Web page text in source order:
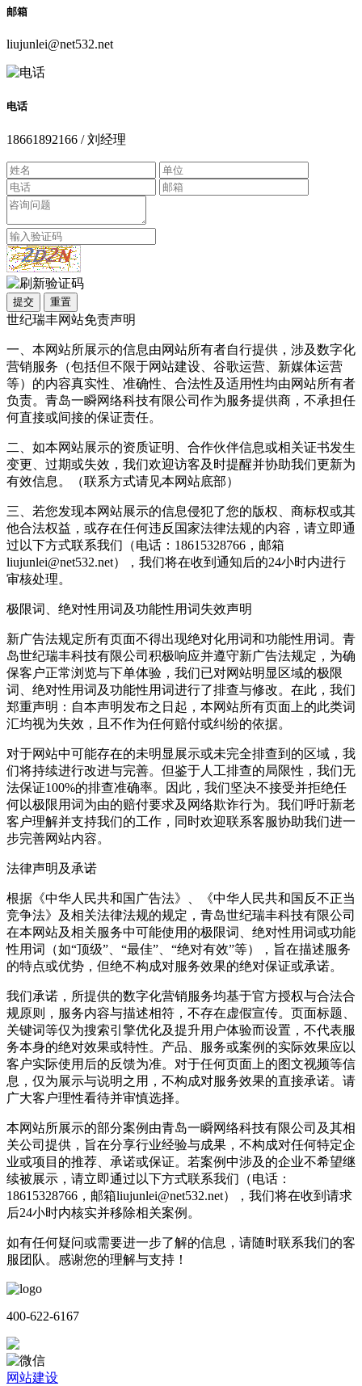
邮箱
liujunlei@net532.net
电话
18661892166 / 刘经理
提交 重置
世纪瑞丰网站免责声明
一、本网站所展示的信息由网站所有者自行提供，涉及数字化
营销服务（包括但不限于网站建设、谷歌运营、新媒体运营
等）的内容真实性、准确性、合法性及适用性均由网站所有者
负责。青岛一瞬网络科技有限公司作为服务提供商，不承担任
何直接或间接的保证责任。
二、如本网站展示的资质证明、合作伙伴信息或相关证书发生
变更、过期或失效，我们欢迎访客及时提醒并协助我们更新为
有效信息。（联系方式请见本网站底部）
三、若您发现本网站展示的信息侵犯了您的版权、商标权或其
他合法权益，或存在任何违反国家法律法规的内容，请立即通
过以下方式联系我们（电话：18615328766，邮箱
liujunlei@net532.net），我们将在收到通知后的24小时内进行
审核处理。
极限词、绝对性用词及功能性用词失效声明
新广告法规定所有页面不得出现绝对化用词和功能性用词。青
岛世纪瑞丰科技有限公司积极响应并遵守新广告法规定，为确
保客户正常浏览与下单体验，我们已对网站明显区域的极限
词、绝对性用词及功能性用词进行了排查与修改。在此，我们
郑重声明：自本声明发布之日起，本网站所有页面上的此类词
汇均视为失效，且不作为任何赔付或纠纷的依据。
对于网站中可能存在的未明显展示或未完全排查到的区域，我
们将持续进行改进与完善。但鉴于人工排查的局限性，我们无
法保证100%的排查准确率。因此，我们坚决不接受并拒绝任
何以极限用词为由的赔付要求及网络欺诈行为。我们呼吁新老
客户理解并支持我们的工作，同时欢迎联系客服协助我们进一
步完善网站内容。
法律声明及承诺
根据《中华人民共和国广告法》、《中华人民共和国反不正当
竞争法》及相关法律法规的规定，青岛世纪瑞丰科技有限公司
在本网站及相关服务中可能使用的极限词、绝对性用词或功能
性用词（如“顶级”、“最佳”、“绝对有效”等），旨在描述服务
的特点或优势，但绝不构成对服务效果的绝对保证或承诺。
我们承诺，所提供的数字化营销服务均基于官方授权与合法合
规原则，服务内容与描述相符，不存在虚假宣传。页面标题、
关键词等仅为搜索引擎优化及提升用户体验而设置，不代表服
务本身的绝对效果或特性。产品、服务或案例的实际效果应以
客户实际使用后的反馈为准。对于任何页面上的图文视频等信
息，仅为展示与说明之用，不构成对服务效果的直接承诺。请
广大客户理性看待并审慎选择。
本网站所展示的部分案例由青岛一瞬网络科技有限公司及其相
关公司提供，旨在分享行业经验与成果，不构成对任何特定企
业或项目的推荐、承诺或保证。若案例中涉及的企业不希望继
续被展示，请立即通过以下方式联系我们（电话：
18615328766，邮箱liujunlei@net532.net），我们将在收到请求
后24小时内核实并移除相关案例。
如有任何疑问或需要进一步了解的信息，请随时联系我们的客
服团队。感谢您的理解与支持！
400-622-6167
网站建设